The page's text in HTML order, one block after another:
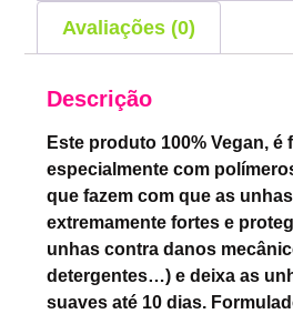
Avaliações (0)
Descrição
Este produto 100% Vegan, é
especialmente com
que fazem com que as
extremamente fortes e
unhas contra danos
detergentes…) e deixa as
suaves até 10 dias.